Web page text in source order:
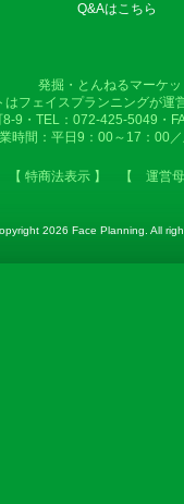
Q&Aはこちら
発掘・とんねるマーケ
はフェイスプランニングが運
9・TEL：072-425-5049・
業時間：平日9：00～17：00
【 特商法表示 】 【 運営
2026 Face Planning. All